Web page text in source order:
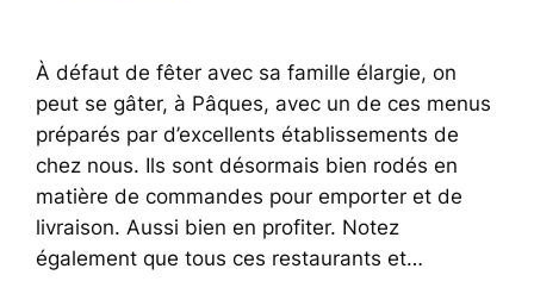
À défaut de fêter avec sa famille élargie, on
peut se gâter, à Pâques, avec un de ces menus
préparés par d’excellents établissements de
chez nous. Ils sont désormais bien rodés en
matière de commandes pour emporter et de
livraison. Aussi bien en profiter. Notez
également que tous ces restaurants et…